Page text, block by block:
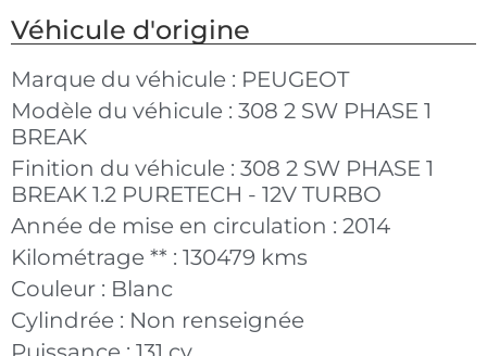
Véhicule d'origine
Marque du véhicule : PEUGEOT
Modèle du véhicule : 308 2 SW PHASE 1
BREAK
Finition du véhicule : 308 2 SW PHASE 1
BREAK 1.2 PURETECH - 12V TURBO
Année de mise en circulation : 2014
Kilométrage ** : 130479 kms
Couleur : Blanc
Cylindrée : Non renseignée